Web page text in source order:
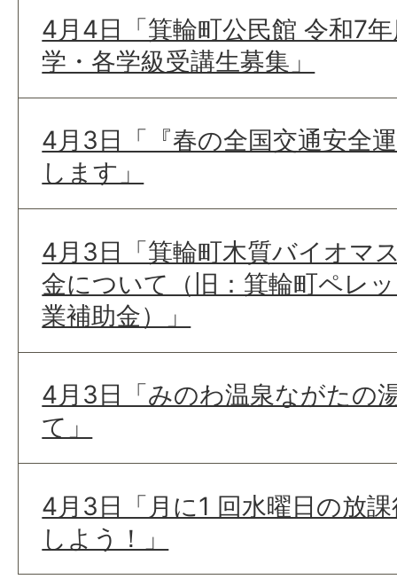
4月4日「箕輪町公民館 令和7
学・各学級受講生募集」
4月3日「『春の全国交通安全
します」
4月3日「箕輪町木質バイオマ
金について（旧：箕輪町ペレ
業補助金）」
4月3日「みのわ温泉ながたの
て」
4月3日「月に1 回水曜日の放
しよう！」